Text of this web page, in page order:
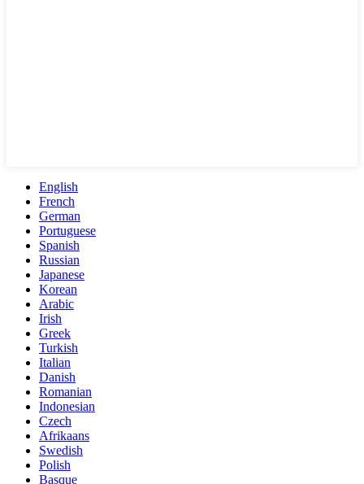
English
French
German
Portuguese
Spanish
Russian
Japanese
Korean
Arabic
Irish
Greek
Turkish
Italian
Danish
Romanian
Indonesian
Czech
Afrikaans
Swedish
Polish
Basque